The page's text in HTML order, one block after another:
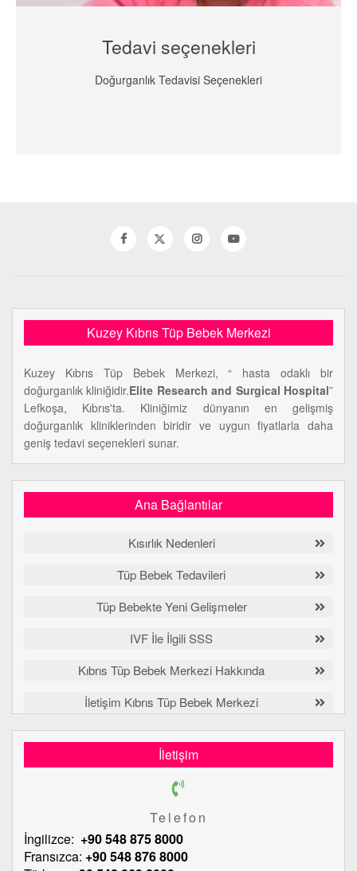
Tedavi seçenekleri
Doğurganlık Tedavisi Seçenekleri
Kuzey Kıbrıs Tüp Bebek Merkezi
Kuzey Kıbrıs Tüp Bebek Merkezi, “ hasta odaklı bir
doğurganlık kliniğidir.Elite Research and Surgical Hospital”
Lefkoşa, Kıbrıs'ta. Kliniğimiz dünyanın en gelişmiş
doğurganlık kliniklerinden biridir ve uygun fiyatlarla daha
geniş tedavi seçenekleri sunar.
Ana Bağlantılar
Kısırlık Nedenleri
Tüp Bebek Tedavileri
Tüp Bebekte Yeni Gelişmeler
IVF İle İlgili SSS
Kıbrıs Tüp Bebek Merkezi Hakkında
İletişim Kıbrıs Tüp Bebek Merkezi
İletişim
Telefon
İngilizce: +90 548 875 8000
Fransızca: +90 548 876 8000